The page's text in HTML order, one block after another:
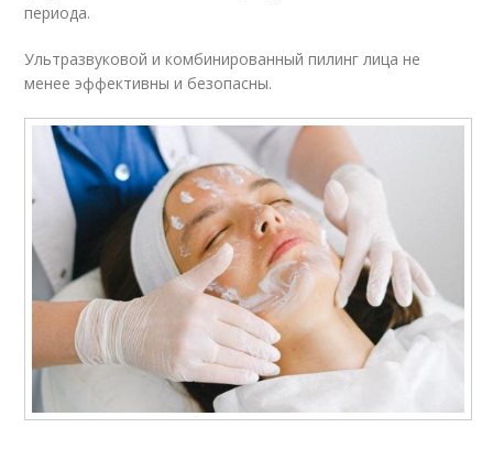
периода.
Ультразвуковой и комбинированный пилинг лица не
менее эффективны и безопасны.